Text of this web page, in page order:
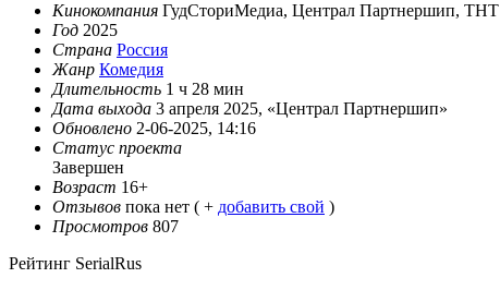
Кинокомпания ГудСториМедиа, Централ Партнершип, ТНТ
Год 2025
Страна Россия
Жанр Комедия
Длительность 1 ч 28 мин
Дата выхода 3 апреля 2025, «Централ Партнершип»
Обновлено 2-06-2025, 14:16
Статус проекта
Завершен
Возраст 16+
Отзывов пока нет ( + добавить свой )
Просмотров 807
Рейтинг SerialRus